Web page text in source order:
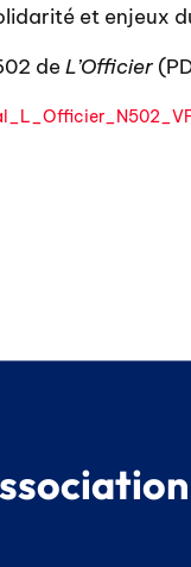
et enjeux
deL’Officier